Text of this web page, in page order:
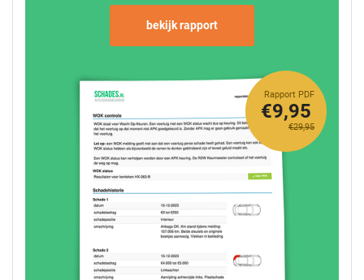
bekijk rapport
Rapport PDF
€29,95
€9,95